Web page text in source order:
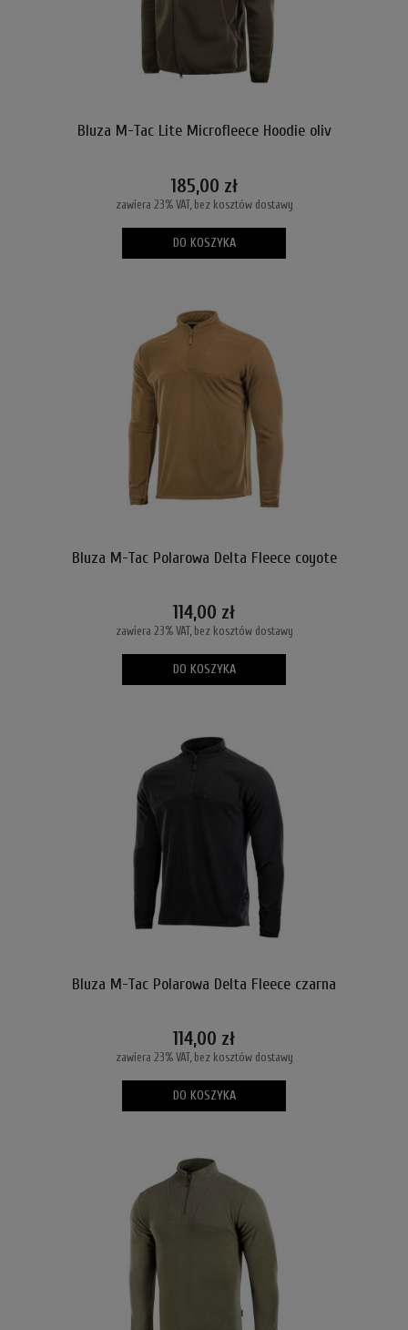
Bluza M-Tac Lite Microfleece Hoodie oliv
185,00 zł
zawiera 23% VAT, bez kosztów dostawy
DO KOSZYKA
Bluza M-Tac Polarowa Delta Fleece coyote
114,00 zł
zawiera 23% VAT, bez kosztów dostawy
DO KOSZYKA
Bluza M-Tac Polarowa Delta Fleece czarna
114,00 zł
zawiera 23% VAT, bez kosztów dostawy
DO KOSZYKA